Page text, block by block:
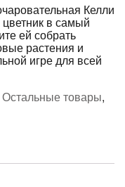
Келли
в самый
ей собрать
растения и
игре для всей
Остальные товары,